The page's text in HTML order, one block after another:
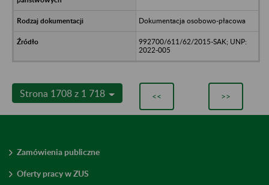
Dokumentacja osobowo-płacowa
992700/611/62/2015-SAK; UNP:
2022-005
Strona 1708 z 1 718 << >>
Zamówienia publiczne
Oferty pracy w ZUS